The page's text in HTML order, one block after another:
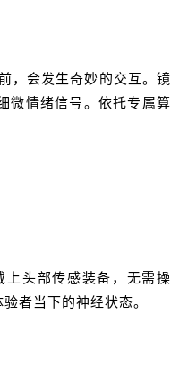
，会发生奇妙的交互。镜
微情绪信号。依托专属算
头部传感装备，无需操
者当下的神经状态。